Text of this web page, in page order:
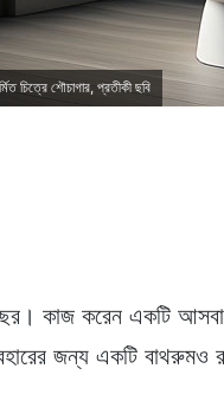
চিত্রে শৌচাগার, প্রতীকী ছবি
কাজ করেন একটি
জন্য একটি বাথরুমও